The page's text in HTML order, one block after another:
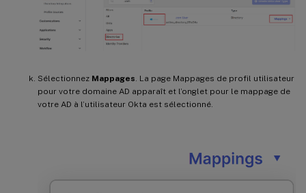
Sélectionnez Mappages. La page Mappages de profil utilisateur
pour votre domaine AD apparaît et l’onglet pour le mappage de
votre AD à l’utilisateur Okta est sélectionné.